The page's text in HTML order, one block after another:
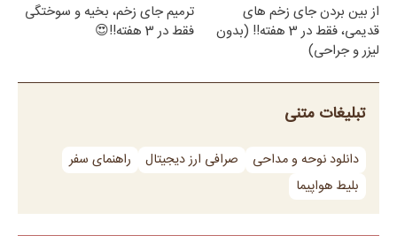
از بین بردن جای زخم های
قدیمی، فقط در 3 هفته!! (بدون
لیزر و جراحی)
ترمیم جای زخم، بخیه و سوختگی
فقط در 3 هفته!!😍
تبلیغات متنی
دانلود نوحه و مداحی صرافی ارز دیجیتال
راهنمای سفر
بلیط هواپیما